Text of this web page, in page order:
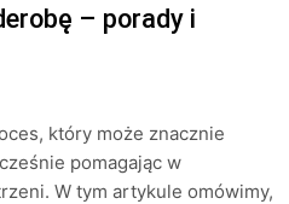
– porady i
który może znacznie
pomagając w
W tym artykule omówimy,